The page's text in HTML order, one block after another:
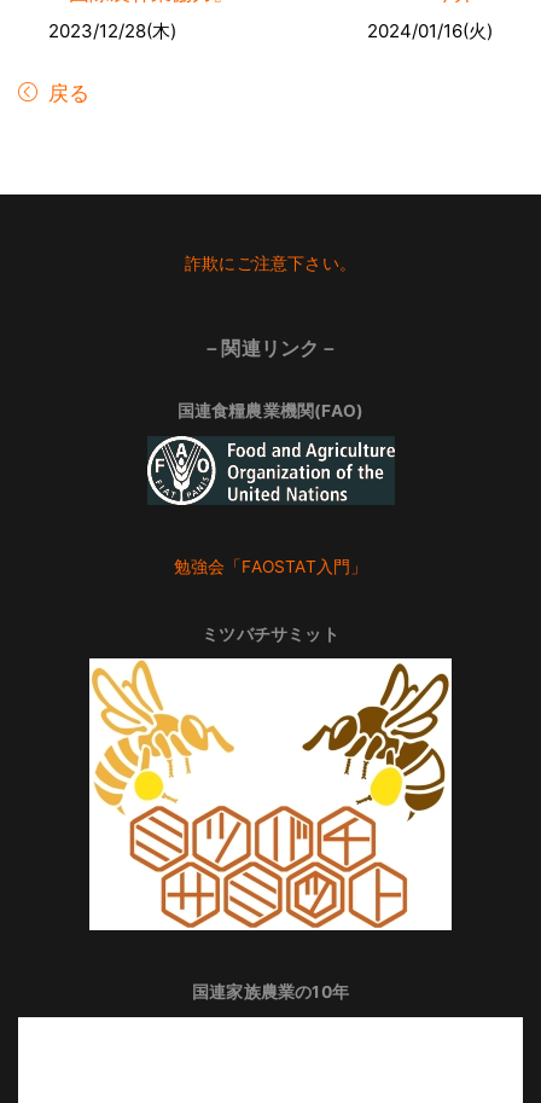
2023/12/28(木) 2024/01/16(火)
戻る
詐欺にご注意下さい。
－関連リンク－
国連食糧農業機関(FAO)
勉強会「FAOSTAT入門」
ミツバチサミット
国連家族農業の10年